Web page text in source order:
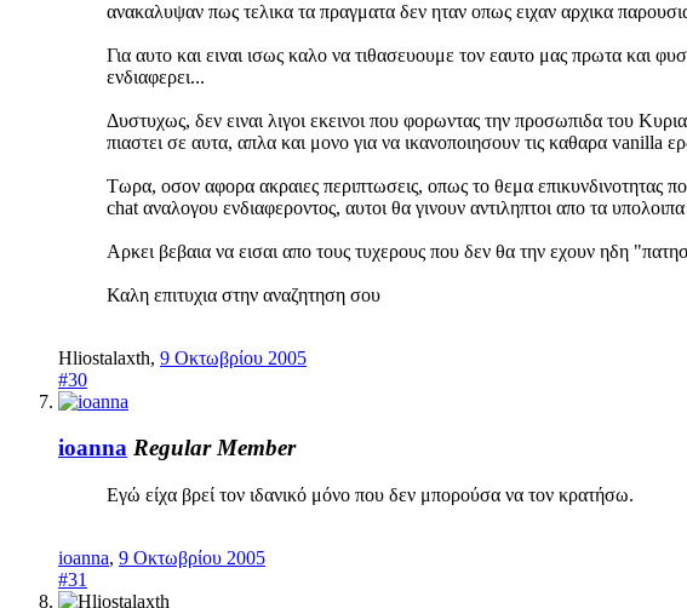
ανακαλυψαν πως τελικα τα πραγματα δεν ηταν οπως ειχαν αρχικα
Για αυτο και ειναι ισως καλο να τιθασευουμε τον εαυτο μας πρωτα και
ενδιαφερει...
Δυστυχως, δεν ειναι λιγοι εκεινοι που φορωντας την προσωπιδα του
πιαστει σε αυτα, απλα και μονο για να ικανοποιησουν τις καθαρα vanilla
Τωρα, οσον αφορα ακραιες περιπτωσεις, οπως το θεμα
chat αναλογου ενδιαφεροντος, αυτοι θα γινουν αντιληπτοι απο τα
Αρκει βεβαια να εισαι απο τους τυχερους που δεν θα την εχουν ηδη
Καλη επιτυχια στην αναζητηση σου
Hliostalaxth, 9 Οκτωβρίου 2005
#30
ioanna Regular Member
Εγώ είχα βρεί τον ιδανικό μόνο που δεν μπορούσα να τον κρατήσω.
ioanna, 9 Οκτωβρίου 2005
#31